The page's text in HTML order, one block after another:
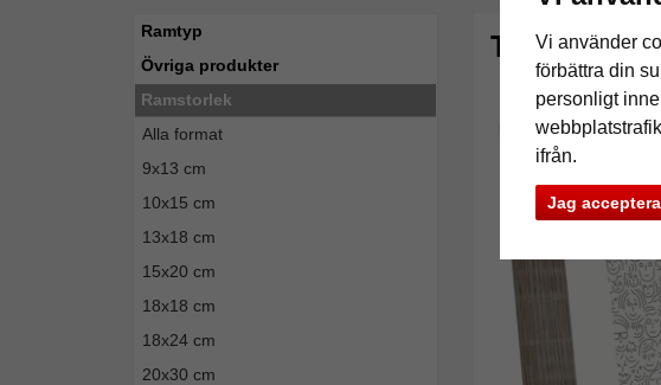
Vi använder
förbättra din
personligt
ifrån.
Jag
Ramtyp
Övriga produkter
Ramstorlek
Alla format
9x13 cm
10x15 cm
13x18 cm
15x20 cm
18x18 cm
18x24 cm
20x30 cm
Träram Lily
Tillbaka